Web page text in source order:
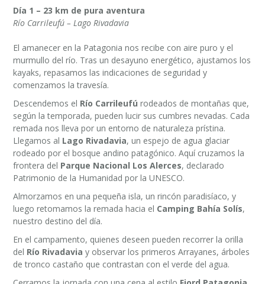
Día 1 – 23 km de pura aventura
Río Carrileufú – Lago Rivadavia
El amanecer en la Patagonia nos recibe con aire puro y el
murmullo del río. Tras un desayuno energético, ajustamos los
kayaks, repasamos las indicaciones de seguridad y
comenzamos la travesía.
Descendemos el Río Carrileufú rodeados de montañas que,
según la temporada, pueden lucir sus cumbres nevadas. Cada
remada nos lleva por un entorno de naturaleza prístina.
Llegamos al Lago Rivadavia, un espejo de agua glaciar
rodeado por el bosque andino patagónico. Aquí cruzamos la
frontera del Parque Nacional Los Alerces, declarado
Patrimonio de la Humanidad por la UNESCO.
Almorzamos en una pequeña isla, un rincón paradisíaco, y
luego retomamos la remada hacia el Camping Bahía Solís,
nuestro destino del día.
En el campamento, quienes deseen pueden recorrer la orilla
del Río Rivadavia y observar los primeros Arrayanes, árboles
de tronco castaño que contrastan con el verde del agua.